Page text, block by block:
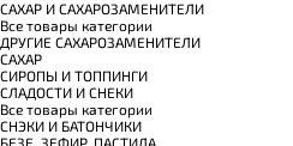
САХАР И САХАРОЗАМЕНИТЕЛИ
Все товары категории
ДРУГИЕ САХАРОЗАМЕНИТЕЛИ
САХАР
СИРОПЫ И ТОППИНГИ
СЛАДОСТИ И СНЕКИ
Все товары категории
СНЭКИ И БАТОНЧИКИ
БЕЗЕ, ЗЕФИР, ПАСТИЛА